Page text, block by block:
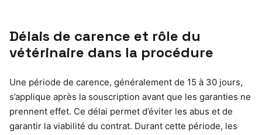
Délais de carence et rôle du
vétérinaire dans la procédure
Une période de carence, généralement de 15 à 30 jours,
s’applique après la souscription avant que les garanties ne
prennent effet. Ce délai permet d’éviter les abus et de
garantir la viabilité du contrat. Durant cette période, les